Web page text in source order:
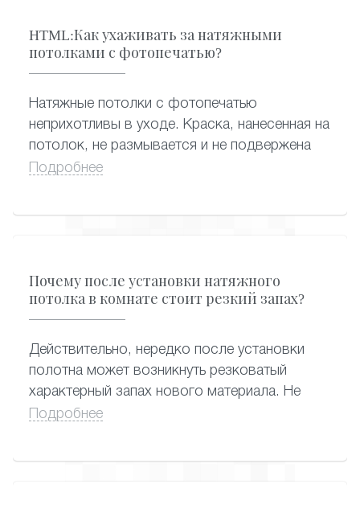
HTML:Как ухаживать за натяжными
потолками с фотопечатью?
Натяжные потолки с фотопечатью
неприхотливы в уходе. Краска, нанесенная на
потолок, не размывается и не подвержена
растрескиванию, поэтому ухаживать за
Подробнее
Почему после установки натяжного
потолка в комнате стоит резкий запах?
Действительно, нередко после установки
полотна может возникнуть резковатый
характерный запах нового материала. Не
стоит волноваться: он, как правило,
Подробнее